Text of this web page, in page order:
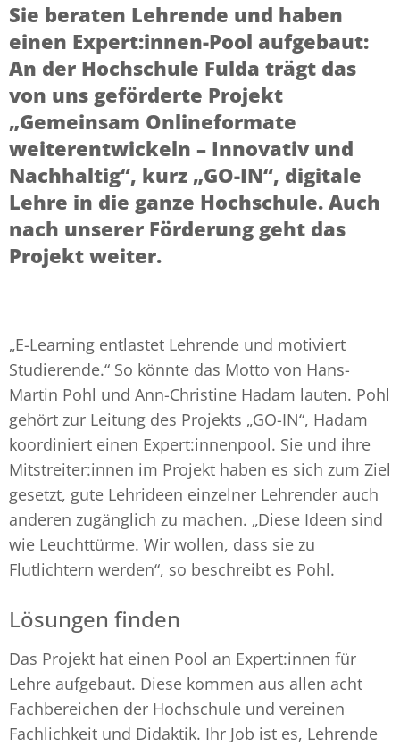
Sie beraten Lehrende und haben
einen Expert:innen-Pool aufgebaut:
An der Hochschule Fulda trägt das
von uns geförderte Projekt
„Gemeinsam Onlineformate
weiterentwickeln – Innovativ und
Nachhaltig“, kurz „GO-IN“, digitale
Lehre in die ganze Hochschule. Auch
nach unserer Förderung geht das
Projekt weiter.
„E-Learning entlastet Lehrende und motiviert
Studierende.“ So könnte das Motto von Hans-
Martin Pohl und Ann-Christine Hadam lauten. Pohl
gehört zur Leitung des Projekts „GO-IN“, Hadam
koordiniert einen Expert:innenpool. Sie und ihre
Mitstreiter:innen im Projekt haben es sich zum Ziel
gesetzt, gute Lehrideen einzelner Lehrender auch
anderen zugänglich zu machen. „Diese Ideen sind
wie Leuchttürme. Wir wollen, dass sie zu
Flutlichtern werden“, so beschreibt es Pohl.
Lösungen finden
Das Projekt hat einen Pool an Expert:innen für
Lehre aufgebaut. Diese kommen aus allen acht
Fachbereichen der Hochschule und vereinen
Fachlichkeit und Didaktik. Ihr Job ist es, Lehrende